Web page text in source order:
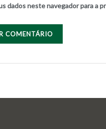
dados neste navegador para a